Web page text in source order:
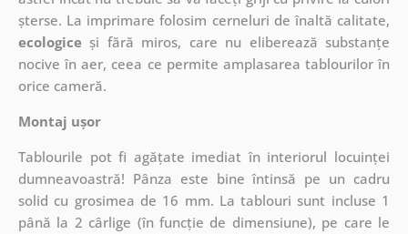
șterse. La imprimare folosim cerneluri de înaltă calitate,
ecologiceși fără miros, care nu eliberează substanțe
nocive în aer, ceea ce permite amplasarea tablourilor în
orice cameră.
Montaj ușor
Tablourile pot fi agățate imediat în interiorul locuinței
dumneavoastră! Pânza este bine întinsă pe un cadru
solid cu grosimea de 16 mm. La tablouri sunt incluse 1
până la 2 cârlige (în funcție de dimensiune), pe care le